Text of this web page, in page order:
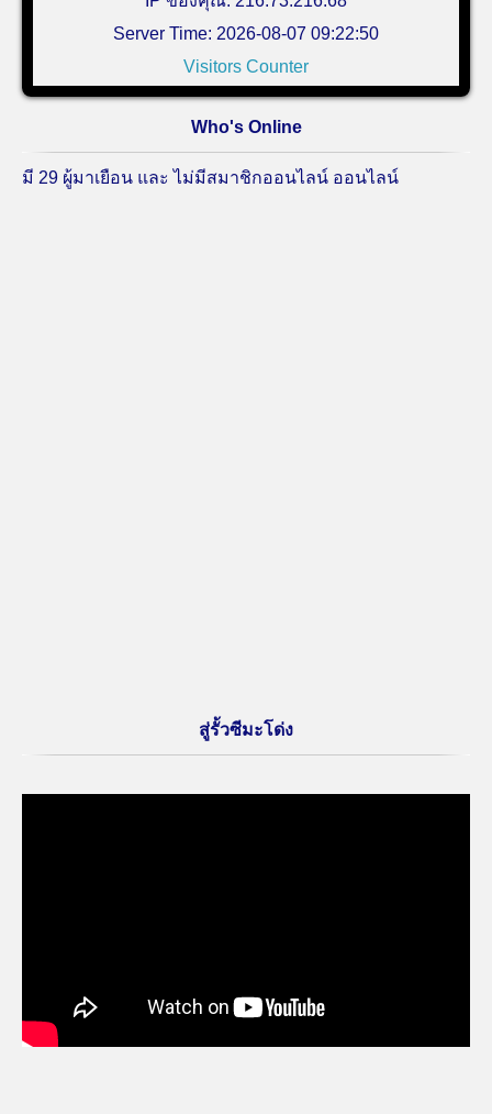
Server Time: 2026-08-07 09:22:50
Visitors Counter
Who's Online
มี 29 ผู้มาเยือน และ ไม่มีสมาชิกออนไลน์ ออนไลน์
สู่รั้วซีมะโด่ง